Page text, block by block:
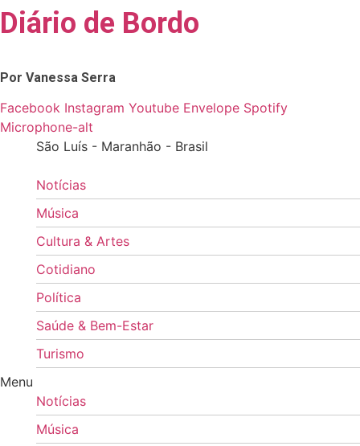
Skip
to
Diário de Bordo
Por Vanessa Serra
Facebook Instagram Youtube Envelope Spotify
Microphone-alt
São Luís - Maranhão - Brasil
Notícias
Música
Cultura & Artes
Cotidiano
Política
Saúde & Bem-Estar
Turismo
Menu
Notícias
Música